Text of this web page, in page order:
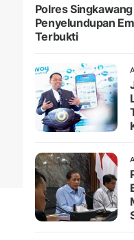
Polres
Penyelundupan
Terbukti